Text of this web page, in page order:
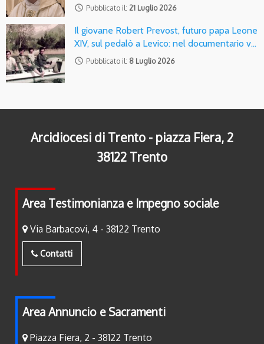
access_time Pubblicato il: 21 Luglio 2026
Il giovane Robert Prevost, futuro papa Leone
XIV, sul pedalò a Levico: nel documentario v…
access_time Pubblicato il: 8 Luglio 2026
Arcidiocesi di Trento - piazza Fiera, 2
38122 Trento
Area Testimonianza e Impegno sociale
Via Barbacovi, 4 - 38122 Trento
Contatti
Area Annuncio e Sacramenti
Piazza Fiera, 2 - 38122 Trento